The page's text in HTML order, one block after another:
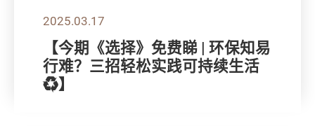
2025.03.17
【今期《选择》免费睇 | 环保知易
行难？三招轻松实践可持续生活
♻️】